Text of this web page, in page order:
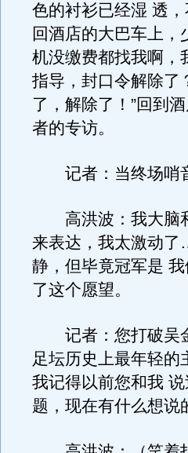
色的衬衫已经湿 透
回酒店的大巴车上，
机没缴费都找我啊，
指导，封口令解除了
了，解除了！”回到
者的专访。
记者：当终场哨
高洪波：我大脑和
来表达，我太激动
静，但毕竟冠军是
了这个愿望。
记者：您打破吴金
足坛历史上最年轻的
我记得以前您和我
题，现在有什么想说